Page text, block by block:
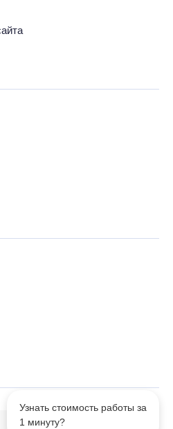
Узнать стоимость работы за
1 минуту?